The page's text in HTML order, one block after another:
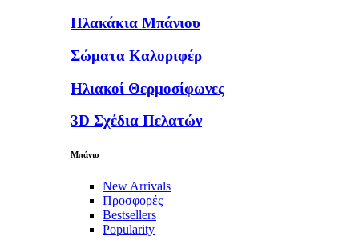
Πλακάκια Μπάνιου
Σώματα Καλοριφέρ
Ηλιακοί Θερμοσίφωνες
3D Σχέδια Πελατών
Μπάνιο
New Arrivals
Προσφορές
Bestsellers
Popularity